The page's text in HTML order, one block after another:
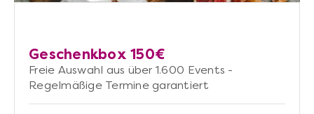
Geschenkbox 150€
Freie Auswahl aus über 1.600 Events -
Regelmäßige Termine garantiert